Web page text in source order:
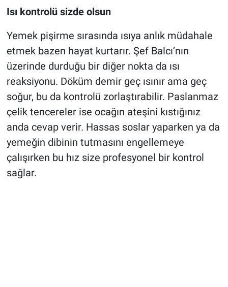
Isı kontrolü sizde olsun
Yemek pişirme sırasında ısıya anlık müdahale
etmek bazen hayat kurtarır. Şef Balcı’nın
üzerinde durduğu bir diğer nokta da ısı
reaksiyonu. Döküm demir geç ısınır ama geç
soğur, bu da kontrolü zorlaştırabilir. Paslanmaz
çelik tencereler ise ocağın ateşini kıstığınız
anda cevap verir. Hassas soslar yaparken ya da
yemeğin dibinin tutmasını engellemeye
çalışırken bu hız size profesyonel bir kontrol
sağlar.